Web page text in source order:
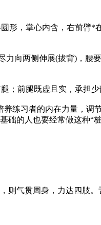
，掌心内含，右前臂*
向两侧伸展(拔背)，腰
前腿既虚且实，承担少
练习者的内在力量，调
础的人也要经常做这种“
气贯周身，力达四肢。